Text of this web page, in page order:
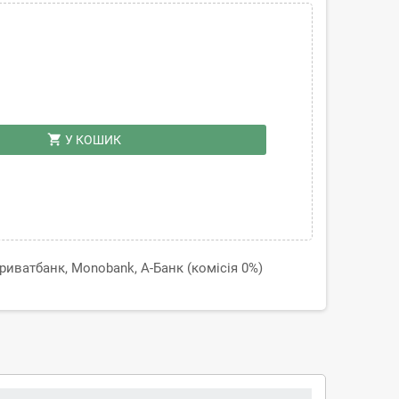
shopping_cart У КОШИК
Monobank, А-Банк (комісія 0%)